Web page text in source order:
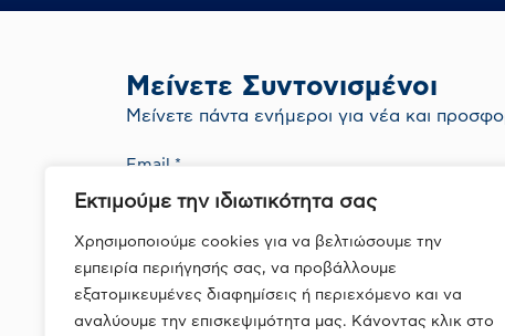
Εκτιμούμε την ιδιωτικότητα σας
Χρησιμοποιούμε cookies για να βελτιώσουμε την
εμπειρία περιήγησής σας, να προβάλλουμε
εξατομικευμένες διαφημίσεις ή περιεχόμενο και να
αναλύουμε την επισκεψιμότητα μας. Κάνοντας κλικ στο
Μείνετε Συντονισμένοι
Mείνετε πάντα ενήμεροι για νέα και